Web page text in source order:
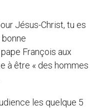
Jésus-Christ, tu es
François aux
à être « des hommes
les quelque 5